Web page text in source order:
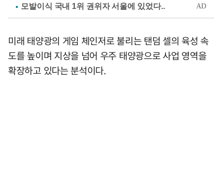
미래 태양광의 게임 체인저로 불리는 탠덤 셀의 육성 속
도를 높이며 지상을 넘어 우주 태양광으로 사업 영역을
확장하고 있다는 분석이다.